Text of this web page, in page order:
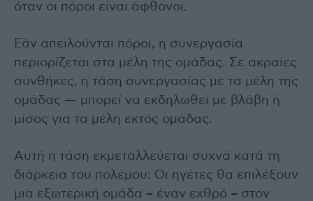
όταν οι πόροι είναι άφθονοι.
Εάν απειλούνται πόροι, η συνεργασία
περιορίζεται στα μέλη της ομάδας. Σε ακραίες
συνθήκες, η τάση συνεργασίας με τα μέλη της
ομάδας — μπορεί να εκδηλωθεί με βλάβη ή
μίσος για τα μέλη εκτός ομάδας.
Αυτή η τάση εκμεταλλεύεται συχνά κατά τη
διάρκεια του πολέμου: Οι ηγέτες θα επιλέξουν
μια εξωτερική ομάδα – έναν εχθρό – στον